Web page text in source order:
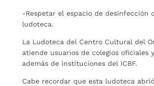
-Respetar el espacio de desinfección
ludoteca.
La Ludoteca del Centro Cultural del
atiende usuarios de colegios oficiales
además de instituciones del ICBF.
Cabe recordar que esta ludoteca